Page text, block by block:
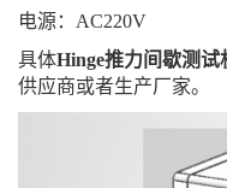
电源：AC220V
具体Hinge推力间歇测试
供应商或者生产厂家。